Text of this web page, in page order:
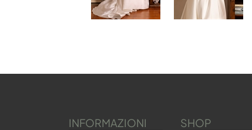
INFORMAZIONI SHOP